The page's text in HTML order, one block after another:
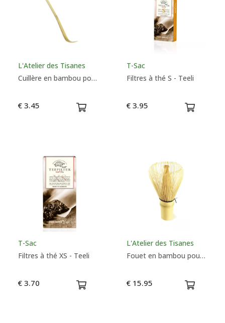
L'Atelier des Tisanes
Cuillère en bambou pour le thé Matcha
€ 3.45
T-Sac
Filtres à thé S - Teeli
€ 3.95
T-Sac
Filtres à thé XS - Teeli
€ 3.70
L'Atelier des Tisanes
Fouet en bambou pour Matcha
€ 15.95